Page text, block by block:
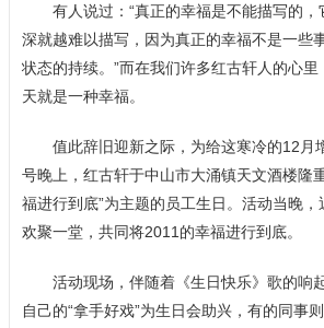
有人说过：“真正的幸福是不能描写的，
深就越难以描写，因为真正的幸福不是一些
状态的持续。”而在我们许多红古轩人的心
天就是一种幸福。
值此辞旧迎新之际，为给这寒冷的12月
号晚上，红古轩于中山市大涌镇天文酒楼隆
福进行到底”为主题的员工生日。活动当晚
欢聚一堂，共同将2011的幸福进行到底。
活动现场，伴随着《生日快乐》歌的响
自己的“拿手好戏”为生日会助兴，有的同事